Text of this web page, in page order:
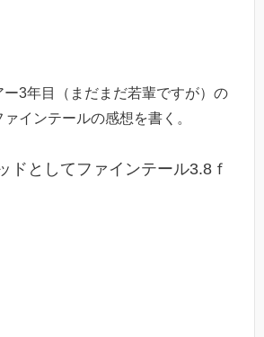
ー3年目（まだまだ若輩ですが）の
インテールの感想を書く。
ドとしてファインテール3.8ｆ